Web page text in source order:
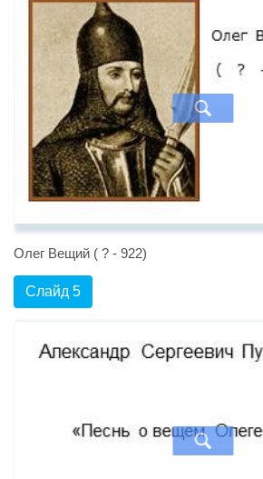
Олег Вещий ( ? - 922)
Слайд 5